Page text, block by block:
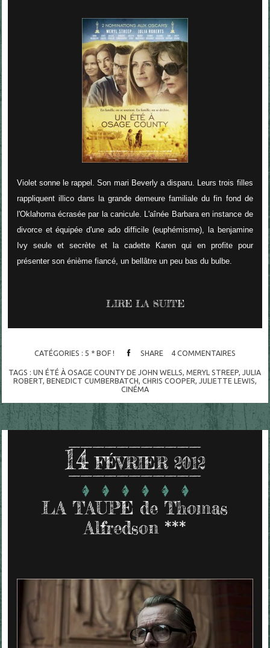
Violet sonne le rappel. Son mari Beverly a disparu. Leurs trois filles
rappliquent illico dans la grande demeure familiale du fin fond de
l'Oklahoma écrasée par la canicule. L'aînée Barbara en instance de
divorce et équipée d'une ado difficile (euphémisme), la benjamine
Ivy seule et secrète et la cadette Karen qui en profite pour
présenter son énième fiancé, un bellâtre un peu bas du bulbe.
LIRE LA SUITE
CATÉGORIES : 5 * BOF ! SHARE 4 COMMENTAIRES
TAGS :UN ÉTÉ À OSAGE COUNTY DE JOHN WELLS,MERYL STREEP,JULIA
ROBERT, BENEDICT CUMBERBATCH, CHRIS COOPER, JULIETTE LEWIS,
CINÉMA
14 FÉVRIER 2012
LA TAUPE de Thomas
Alfredson ***